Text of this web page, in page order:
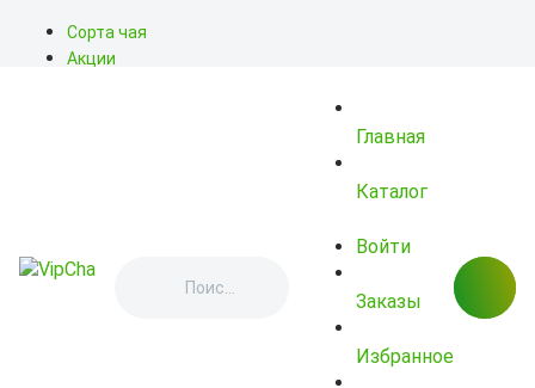
Сорта чая
Акции
Главная
Каталог
Войти
Заказы
Избранное